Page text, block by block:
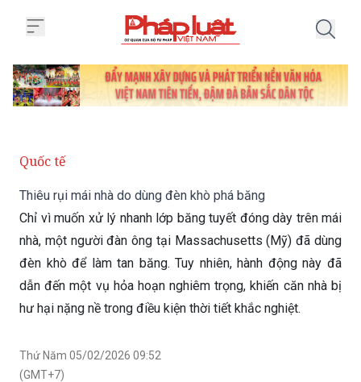
Quốc tế
Thiêu rụi mái nhà do dùng đèn khò phá băng
Chỉ vì muốn xử lý nhanh lớp băng tuyết đóng dày trên mái
nhà, một người đàn ông tại Massachusetts (Mỹ) đã dùng
đèn khò để làm tan băng. Tuy nhiên, hành động này đã
dẫn đến một vụ hỏa hoạn nghiêm trọng, khiến căn nhà bị
hư hại nặng nề trong điều kiện thời tiết khắc nghiệt.
Thứ Năm 05/02/2026 09:52
(GMT+7)